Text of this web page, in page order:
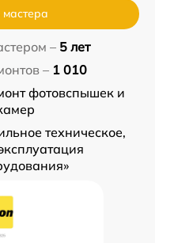
– 5 лет
– 1 010
фотовспышек и
техническое,